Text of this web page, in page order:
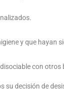
y que hayan
con otros
su decisión de